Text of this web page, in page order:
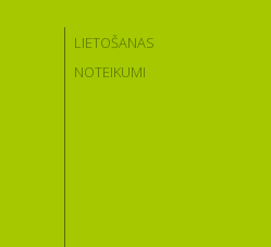
LIETOŠANAS
NOTEIKUMI